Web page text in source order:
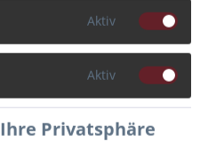
Aktiv
Aktiv
Privatsphäre